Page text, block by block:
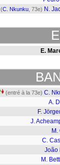
(C. Nkunku , 73e) N.
E.
(entré à la 73e) C.
A.
F.
J.
M.
C.
João
M.